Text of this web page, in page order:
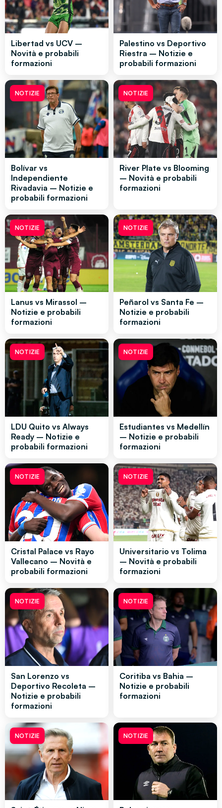
Libertad vs UCV –
Novità e probabili
formazioni
Palestino vs Deportivo
Riestra – Notizie e
probabili formazioni
NOTIZIE
Bolívar vs
Independiente
Rivadavia – Notizie e
probabili formazioni
NOTIZIE
River Plate vs Blooming
– Novità e probabili
formazioni
NOTIZIE
Lanus vs Mirassol –
Notizie e probabili
formazioni
NOTIZIE
Peñarol vs Santa Fe –
Notizie e probabili
formazioni
NOTIZIE
LDU Quito vs Always
Ready – Notizie e
probabili formazioni
NOTIZIE
Estudiantes vs Medellín
– Notizie e probabili
formazioni
NOTIZIE
Cristal Palace vs Rayo
Vallecano – Novità e
probabili formazioni
NOTIZIE
Universitario vs Tolima
– Novità e probabili
formazioni
NOTIZIE
San Lorenzo vs
Deportivo Recoleta –
Notizie e probabili
formazioni
NOTIZIE
Coritiba vs Bahia –
Notizie e probabili
formazioni
NOTIZIE NOTIZIE